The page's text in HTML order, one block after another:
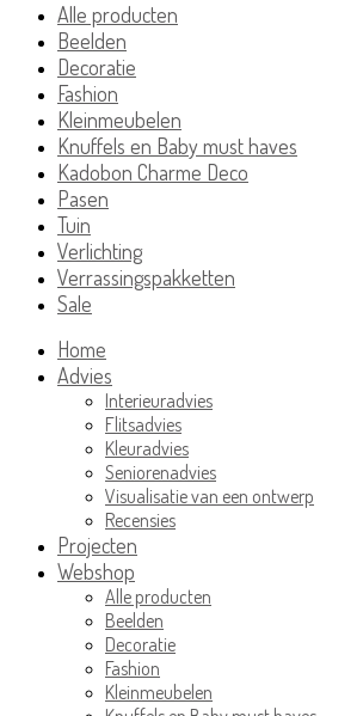
Alle producten
Beelden
Decoratie
Fashion
Kleinmeubelen
Knuffels en Baby must haves
Kadobon Charme Deco
Pasen
Tuin
Verlichting
Verrassingspakketten
Sale
Home
Advies
Interieuradvies
Flitsadvies
Kleuradvies
Seniorenadvies
Visualisatie van een ontwerp
Recensies
Projecten
Webshop
Alle producten
Beelden
Decoratie
Fashion
Kleinmeubelen